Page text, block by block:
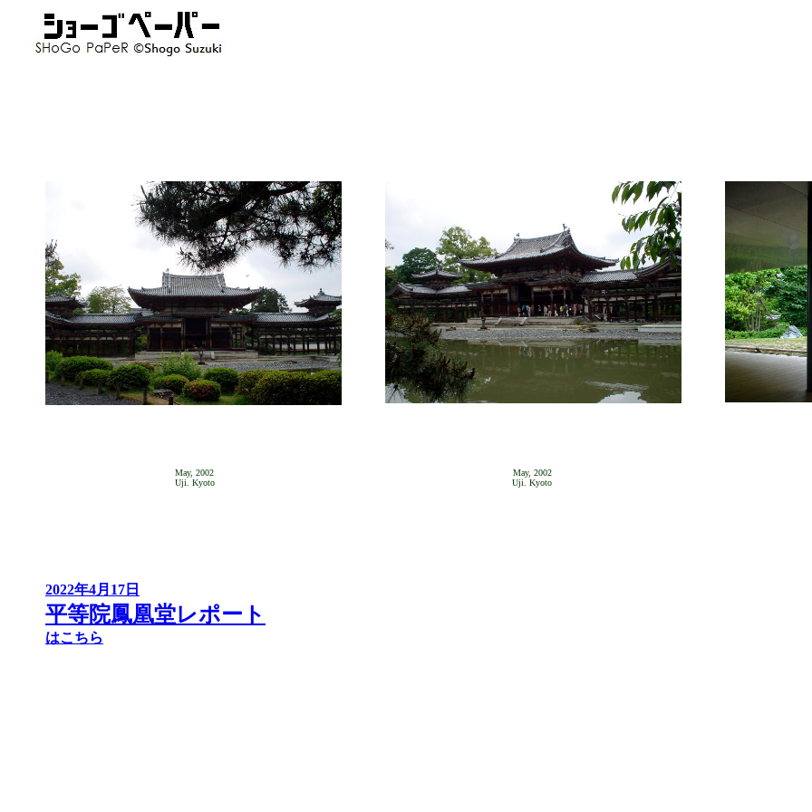
May, 2002
Uji. Kyoto
May, 2002
Uji. Kyoto
2022年4月17日
平等院鳳凰堂レポート
はこちら